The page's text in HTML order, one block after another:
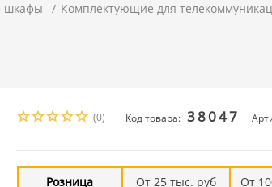
шкафы Комплектующие для
(0) Код товара: 38047
Розница
От 25 тыс. руб
От